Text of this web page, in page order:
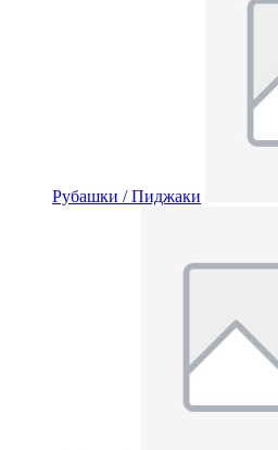
Рубашки / Пиджаки